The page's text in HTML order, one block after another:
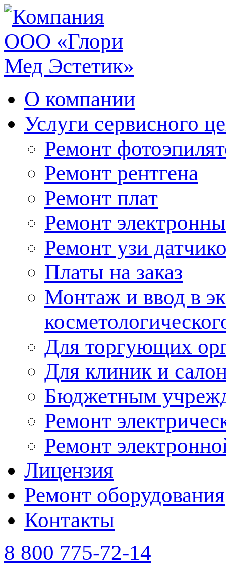
О компании
Услуги сервисного
Ремонт
Ремонт рентгена
Ремонт плат
Ремонт
Ремонт узи
Платы на заказ
Монтаж и ввод в
Для торгующих
Для клиник и
Бюджетным
Ремонт
Ремонт
Лицензия
Ремонт оборудования
Контакты
8 800 775-72-14